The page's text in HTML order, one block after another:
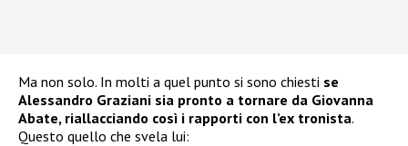
Ma non solo. In molti a quel punto si sono chiesti se
Alessandro Graziani sia pronto a tornare da Giovanna
Abate, riallacciando così i rapporti con l’ex tronista.
Questo quello che svela lui: